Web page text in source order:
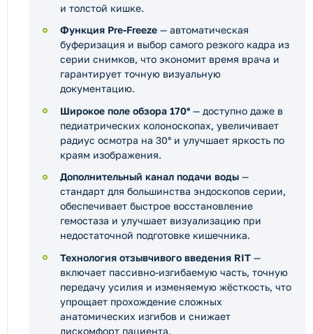
и толстой кишке.
Функция Pre-Freeze — автоматическая
буферизация и выбор самого резкого кадра из
серии снимков, что экономит время врача и
гарантирует точную визуальную
документацию.
Широкое поле обзора 170° — доступно даже в
педиатрических колоноскопах, увеличивает
радиус осмотра на 30° и улучшает яркость по
краям изображения.
Дополнительный канал подачи воды —
стандарт для большинства эндоскопов серии,
обеспечивает быстрое восстановление
гемостаза и улучшает визуализацию при
недостаточной подготовке кишечника.
Технология отзывчивого введения RIT —
включает пассивно-изгибаемую часть, точную
передачу усилия и изменяемую жёсткость, что
упрощает прохождение сложных
анатомических изгибов и снижает
дискомфорт пациента.